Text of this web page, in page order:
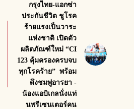
กรุงไทย-แอกซ่า
ประกันชีวิต ชูโรค
ร้ายแรงเป็นวาระ
แห่งชาติ เปิดตัว
ผลิตภัณฑ์ใหม่ “CI
123 คุ้มครองครบจบ
ทุกโรคร้าย” พร้อม
ดึงชมพู่อารยา -
น้องแอบิเกลนั่งแท่
นพรีเซนเตอร์คน